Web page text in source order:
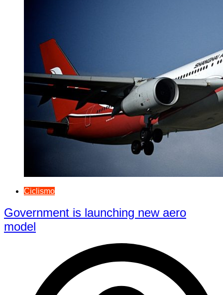
Ciclismo
Government is launching new aero
model